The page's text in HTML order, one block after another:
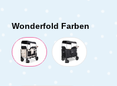
Wonderfold Farben